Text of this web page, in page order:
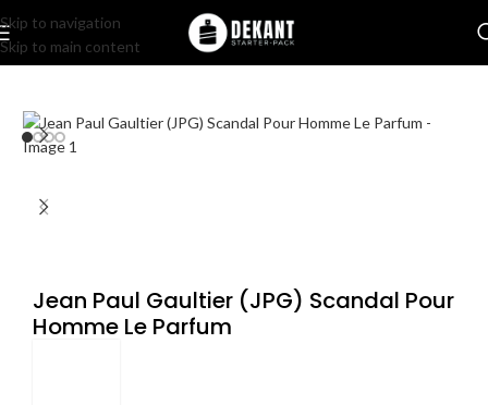
Skip to navigation
Skip to main content
Home/Pakovanje/ Komercijalno
Jean Paul Gaultier (JPG) Scandal Pour
Homme Le Parfum